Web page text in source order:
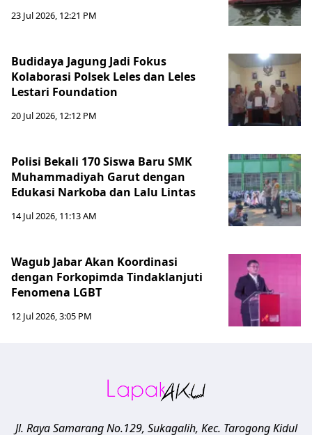
23 Jul 2026, 12:21 PM
Budidaya Jagung Jadi Fokus
Kolaborasi Polsek Leles dan Leles
Lestari Foundation
20 Jul 2026, 12:12 PM
Polisi Bekali 170 Siswa Baru SMK
Muhammadiyah Garut dengan
Edukasi Narkoba dan Lalu Lintas
14 Jul 2026, 11:13 AM
Wagub Jabar Akan Koordinasi
dengan Forkopimda Tindaklanjuti
Fenomena LGBT
12 Jul 2026, 3:05 PM
Jl. Raya Samarang No.129, Sukagalih, Kec. Tarogong Kidul